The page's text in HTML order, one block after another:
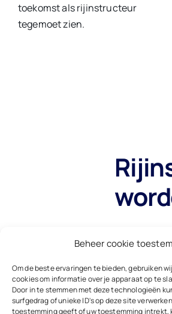
Beheer cookie
Om de beste ervaringen te bieden, gebruiken
cookies om informatie over je apparaat op te
Door in te stemmen met deze technologieën
surfgedrag of unieke ID's op deze site
toestemming geeft of uw toestemming intrekt,
toekomst als rijinstructeur
tegemoet zien.
worden?
jou de
en
om een